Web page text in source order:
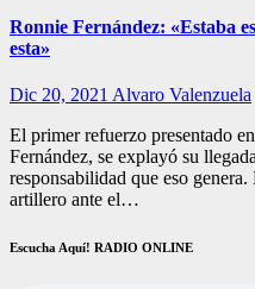
Ronnie Fernández: «Estaba
esta»
Dic 20, 2021 Alvaro Valenzuela
El primer refuerzo presentado
Fernández, se explayó su
responsabilidad que eso
artillero ante el…
Escucha Aquí! RADIO ONLINE